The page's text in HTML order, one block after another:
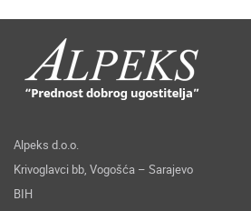
Alpeks d.o.o.
Krivoglavci bb, Vogošća – Sarajevo
BIH